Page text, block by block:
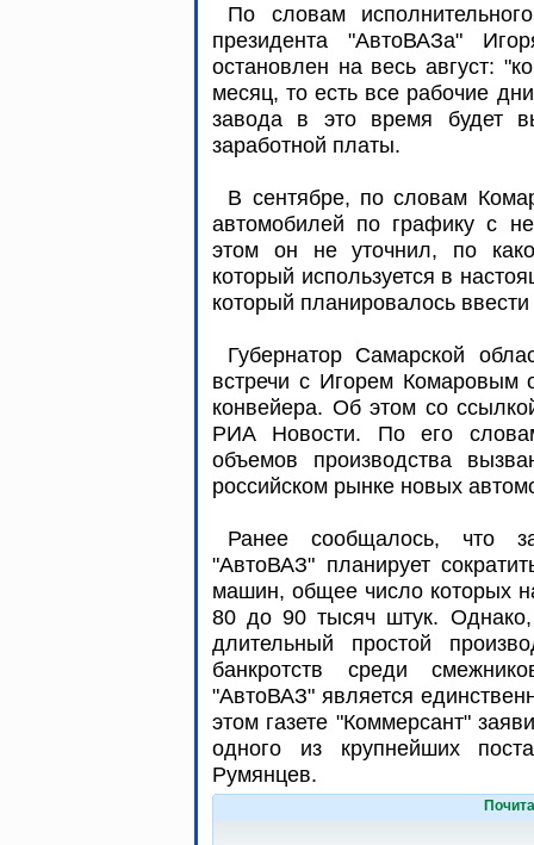
По словам
президента "АвтоВАЗа"
остановлен на весь август:
месяц, то есть все рабочие
завода в это время будет
заработной платы.
В сентябре, по словам
автомобилей по графику с
этом он не уточнил, по
который используется в
который планировалось
Губернатор Самарской
встречи с Игорем Комаровым
конвейера. Об этом со
РИА Новости. По его
объемов производства
российском рынке новых
Ранее сообщалось, что
"АвтоВАЗ" планирует
машин, общее число которых
80 до 90 тысяч штук. Однако,
длительный простой
банкротств среди
"АвтоВАЗ" является
этом газете "Коммерсант"
одного из крупнейших
Румянцев.